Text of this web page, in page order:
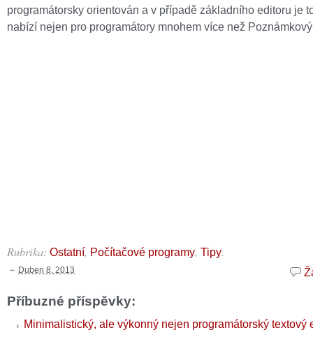
programátorsky orientován a v případě základního editoru je
nabízí nejen pro programátory mnohem více než
Rubrika: Ostatní, Počítačové programy, Tipy.
Duben 8, 2013
Příbuzné příspěvky:
Minimalistický, ale výkonný nejen programátorský textový